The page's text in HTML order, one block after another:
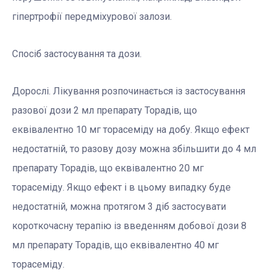
гіпертрофії передміхурової залози.
Спосіб застосування та дози.
Дорослі. Лікування розпочинається із застосування
разової дози 2 мл препарату Торадів, що
еквівалентно 10 мг торасеміду на добу. Якщо ефект
недостатній, то разову дозу можна збільшити до 4 мл
препарату Торадів, що еквівалентно 20 мг
торасеміду. Якщо ефект і в цьому випадку буде
недостатній, можна протягом 3 діб застосувати
короткочасну терапію із введенням добової дози 8
мл препарату Торадів, що еквівалентно 40 мг
торасеміду.